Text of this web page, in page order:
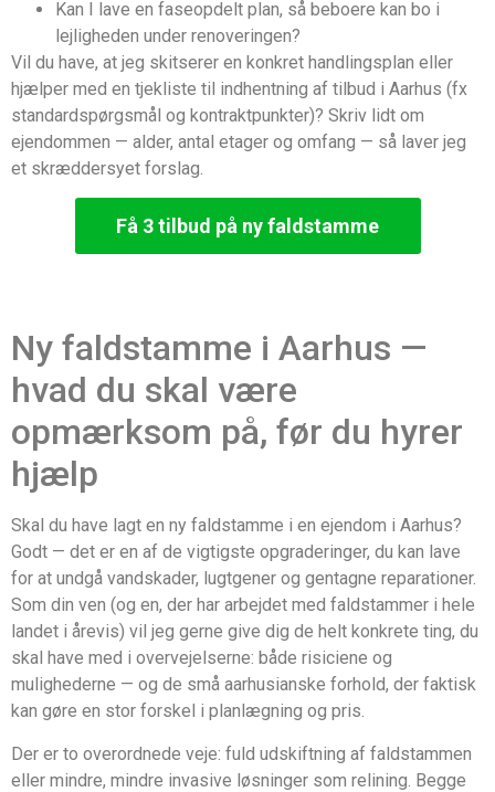
Kan I lave en faseopdelt plan, så beboere kan bo i
lejligheden under renoveringen?
Vil du have, at jeg skitserer en konkret handlingsplan eller
hjælper med en tjekliste til indhentning af tilbud i Aarhus (fx
standardspørgsmål og kontraktpunkter)? Skriv lidt om
ejendommen — alder, antal etager og omfang — så laver jeg
et skræddersyet forslag.
Få 3 tilbud på ny faldstamme
Ny faldstamme i Aarhus —
hvad du skal være
opmærksom på, før du hyrer
hjælp
Skal du have lagt en ny faldstamme i en ejendom i Aarhus?
Godt — det er en af de vigtigste opgraderinger, du kan lave
for at undgå vandskader, lugtgener og gentagne reparationer.
Som din ven (og en, der har arbejdet med faldstammer i hele
landet i årevis) vil jeg gerne give dig de helt konkrete ting, du
skal have med i overvejelserne: både risiciene og
mulighederne — og de små aarhusianske forhold, der faktisk
kan gøre en stor forskel i planlægning og pris.
Der er to overordnede veje: fuld udskiftning af faldstammen
eller mindre, mindre invasive løsninger som relining. Begge